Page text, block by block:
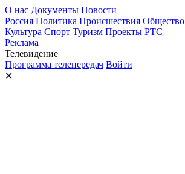
О нас Документы Новости
Россия Политика Происшествия Общество
Культура Спорт Туризм Проекты РТС
Реклама
Телевидение
Программа телепередач Войти
✕